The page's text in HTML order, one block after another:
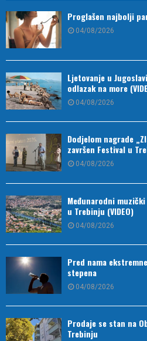
Proglašen najbolji
04/08/2026
Ljetovanje u
odlazak na more
04/08/2026
Dodjelom nagrade
završen Festival u
04/08/2026
Međunarodni
u Trebinju (VIDEO)
04/08/2026
Pred nama
stepena
04/08/2026
Prodaje se stan na
Trebinju